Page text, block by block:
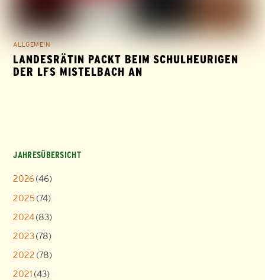
ALLGEMEIN
LANDESRÄTIN PACKT BEIM SCHULHEURIGEN
DER LFS MISTELBACH AN
JAHRESÜBERSICHT
2026(46)
2025 (74)
2024(83)
2023(78)
2022 (78)
2021 (43)